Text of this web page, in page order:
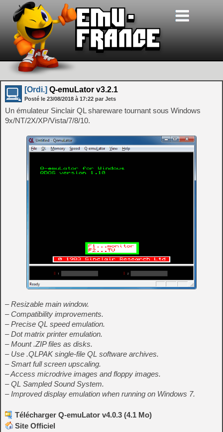
[Ordi.] Q-emuLator v3.2.1
Posté le 23/08/2018 à 17:22 par Jets
Un émulateur Sinclair QL shareware tournant sous Windows
9x/NT/2X/XP/Vista/7/8/10.
– Resizable main window.
– Compatibility improvements.
– Precise QL speed emulation.
– Dot matrix printer emulation.
– Mount .ZIP files as disks.
– Use .QLPAK single-file QL software archives.
– Smart full screen upscaling.
– Access microdrive images and floppy images.
– QL Sampled Sound System.
– Improved display emulation when running on Windows 7.
Télécharger Q-emuLator v4.0.3 (4.1 Mo)
Site Officiel